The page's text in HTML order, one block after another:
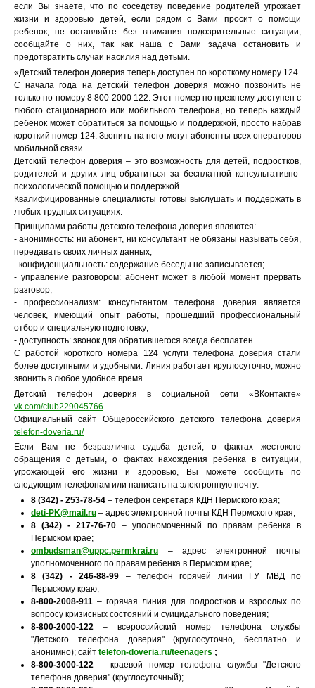
если Вы знаете, что по соседству поведение родителей угрожает
жизни и здоровью детей, если рядом с Вами просит о помощи
ребенок, не оставляйте без внимания подозрительные ситуации,
сообщайте о них, так как наша с Вами задача остановить и
предотвратить случаи насилия над детьми.
«Детский телефон доверия теперь доступен по короткому номеру 124
С начала года на детский телефон доверия можно позвонить не
только по номеру 8 800 2000 122 . Этот номер по прежнему доступен с
любого стационарного или мобильного телефона, но теперь каждый
ребенок может обратиться за помощью и поддержкой, просто набрав
короткий номер 124. Звонить на него могут абоненты всех операторов
мобильной связи.
Детский телефон доверия – это возможность для детей, подростков,
родителей и других лиц обратиться за бесплатной консультативно-
психологической помощью и поддержкой.
Квалифицированные специалисты готовы выслушать и поддержать в
любых трудных ситуациях.
Принципами работы детского телефона доверия являются:
- анонимность: ни абонент, ни консультант не обязаны называть себя,
передавать своих личных данных;
- конфиденциальность: содержание беседы не записывается;
- управление разговором: абонент может в любой момент прервать
разговор;
- профессионализм: консультантом телефона доверия является
человек, имеющий опыт работы, прошедший профессиональный
отбор и специальную подготовку;
- доступность: звонок для обратившегося всегда бесплатен.
С работой короткого номера 124 услуги телефона доверия стали
более доступными и удобными. Линия работает круглосуточно, можно
звонить в любое удобное время.
Детский телефон доверия в социальной сети «ВКонтакте»
vk.com/club229045766
Официальный сайт Общероссийского детского телефона доверия
telefon-doveria.ru/
Если Вам не безразлична судьба детей, о фактах жестокого
обращения с детьми, о фактах нахождения ребенка в ситуации,
угрожающей его жизни и здоровью, Вы можете сообщить по
следующим телефонам или написать на электронную почту:
8 (342) - 253-78-54 – телефон секретаря КДН Пермского края;
deti-PK@mail.ru – адрес электронной почты КДН Пермского края;
8 (342) - 217-76-70 – уполномоченный по правам ребенка в
Пермском крае;
ombudsman@uppc.permkrai.ru
– адрес электронной почты
уполномоченного по правам ребенка в Пермском крае;
8 (342) - 246-88-99 – телефон горячей линии ГУ МВД по
Пермскому краю;
8-800-2008-911 – горячая линия для подростков и взрослых по
вопросу кризисных состояний и суицидального поведения;
8-800-2000-122 – всероссийский номер телефона службы
"Детского телефона доверия" (круглосуточно, бесплатно и
анонимно); сайт telefon-doveria.ru/teenagers ;
8-800-3000-122 – краевой номер телефона службы "Детского
телефона доверия" (круглосуточный);